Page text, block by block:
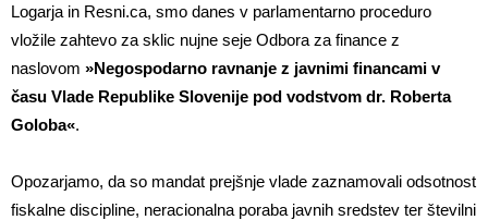
Logarja in Resni.ca, smo danes v parlamentarno proceduro
vložile zahtevo za sklic nujne seje Odbora za finance z
naslovom »Negospodarno ravnanje z javnimi financami v
času Vlade Republike Slovenije pod vodstvom dr. Roberta
Goloba«.
Opozarjamo, da so mandat prejšnje vlade zaznamovali odsotnost
fiskalne discipline, neracionalna poraba javnih sredstev ter številni